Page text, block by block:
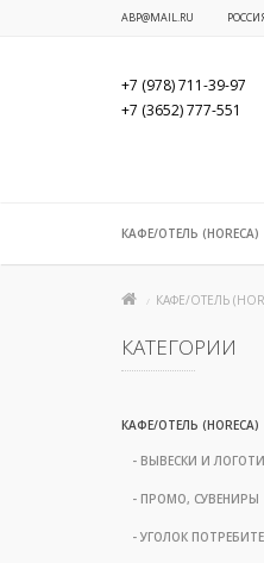
ABP@MAIL.RU
+7 (978) 711-39-97
+7 (3652) 777-551
КАФЕ/ОТЕЛЬ (HORECA)
КАФЕ/ОТЕЛЬ
КАТЕГОРИИ
КАФЕ/ОТЕЛЬ (HORECA)
- ВЫВЕСКИ И
- ПРОМО, СУВЕНИРЫ
- УГОЛОК